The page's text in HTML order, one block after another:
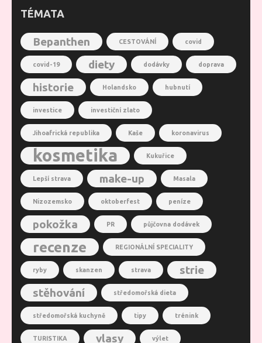
TÉMATA
Bepanthen CESTOVÁNÍ covid
covid-19 diety dodávky doprava
historie Holandsko hubnutí
investice investiční zlato
Jihoafrická republika Kaše koronavirus
kosmetika Kukuřice
Lepší strava make-up Masala
Nizozemsko oktoberfest peníze
pokožka PR půjčovna dodávek
recenze REGIONÁLNÍ SPECIALITY
ryby skanzen strava
strie
stěhování
středomořská dieta
středomořská kuchyně tipy trénink
TURISTIKA vlasy výlet